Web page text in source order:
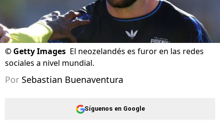
© Getty Images El neozelandés es furor en las redes
sociales a nivel mundial.
Por Sebastian Buenaventura
Síguenos en Google